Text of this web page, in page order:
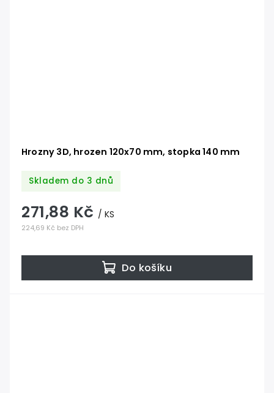
Hrozny 3D, hrozen 120x70 mm, stopka 140 mm
Skladem do 3 dnů
224,69 Kč bez DPH
271,88 Kč / KS
Do košíku